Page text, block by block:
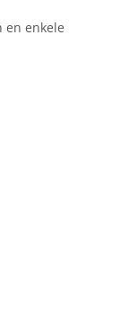
en enkele